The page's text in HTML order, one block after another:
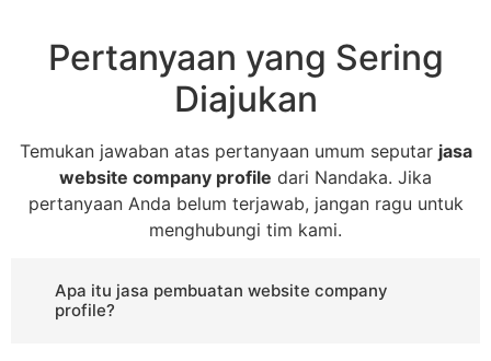
Pertanyaan yang Sering
Diajukan
Temukan jawaban atas pertanyaan umum seputar jasa
website company profile dari Nandaka. Jika
pertanyaan Anda belum terjawab, jangan ragu untuk
menghubungi tim kami.
Apa itu jasa pembuatan website company
profile?